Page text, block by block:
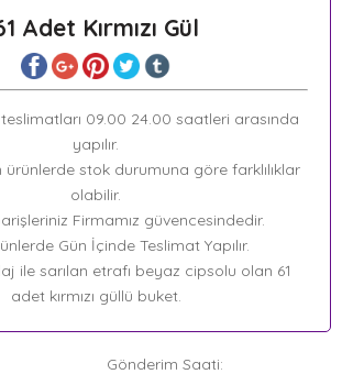
Adet Kırmızı Gül
09.00 24.00 saatleri arasında
yapılır.
ürünlerde stok durumuna göre farklılıklar
olabilir.
Firmamız güvencesindedir.
Gün İçinde Teslimat Yapılır.
ile sarılan etrafı beyaz cipsolu olan 61
adet kırmızı güllü buket.
Gönderim Saati: